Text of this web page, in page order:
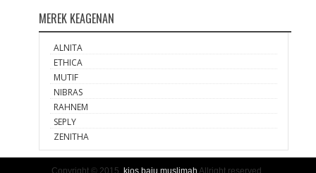
MEREK KEAGENAN
ALNITA
ETHICA
MUTIF
NIBRAS
RAHNEM
SEPLY
ZENITHA
Copyright © 2015. kios baju muslimah Allright reserved.